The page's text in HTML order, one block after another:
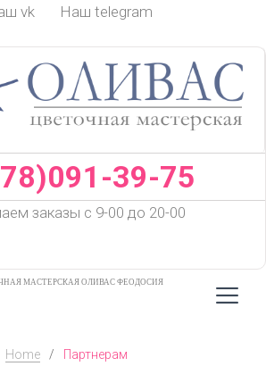
vk Наш telegram
39-75
заказы с 9-00 до 20-00
МАСТЕРСКАЯ ОЛИВАС ФЕОДОСИЯ
Home / Партнерам